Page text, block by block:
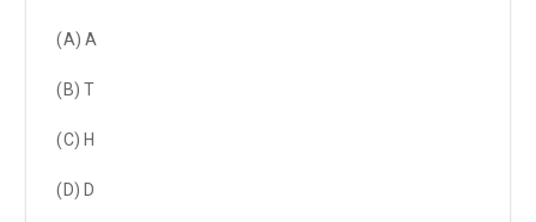
(A) A
(B) T
(C) H
(D) D